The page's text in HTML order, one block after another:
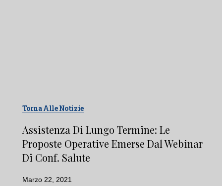
Torna Alle Notizie
Assistenza Di Lungo Termine: Le
Proposte Operative Emerse Dal Webinar
Di Conf. Salute
Marzo 22, 2021